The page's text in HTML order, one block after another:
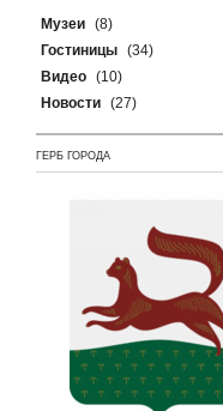
Музеи (8)
Гостиницы (34)
Видео (10)
Новости (27)
ГЕРБ ГОРОДА